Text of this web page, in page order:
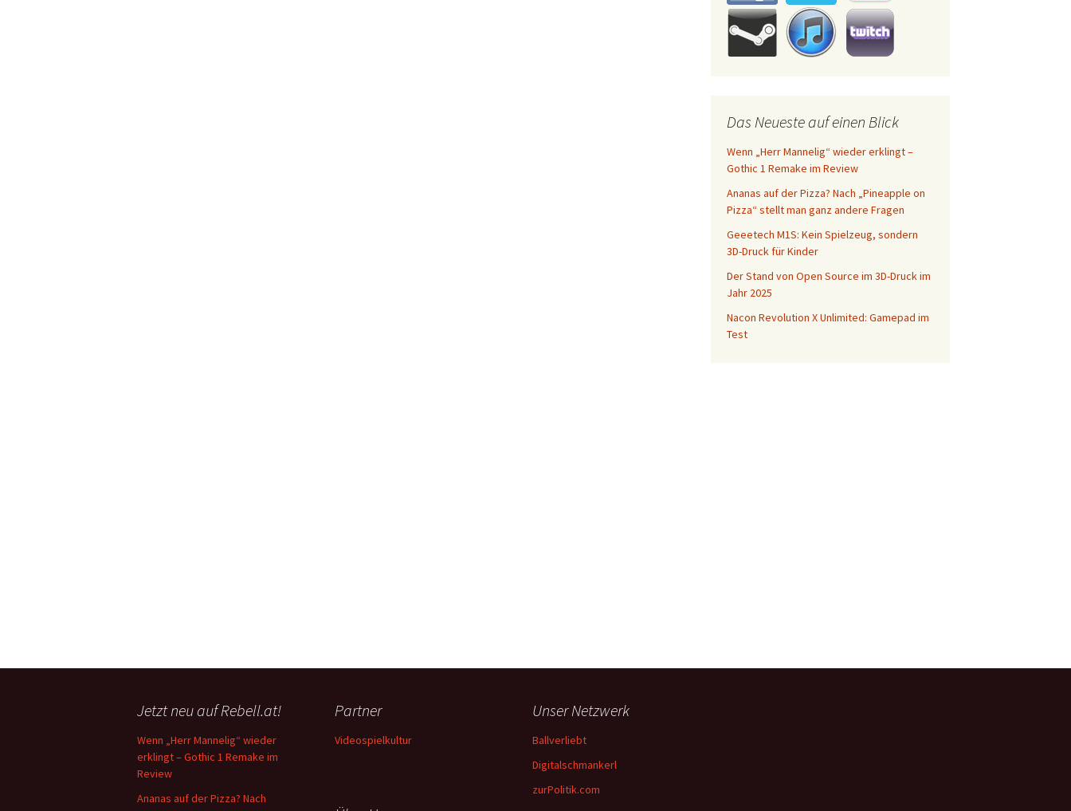
Das Neueste auf einen Blick
Wenn „Herr Mannelig“ wieder erklingt –
Gothic 1 Remake im Review
Ananas auf der Pizza? Nach „Pineapple on
Pizza“ stellt man ganz andere Fragen
Geeetech M1S: Kein Spielzeug, sondern
3D-Druck für Kinder
Der Stand von Open Source im 3D-Druck im
Jahr 2025
Nacon Revolution X Unlimited: Gamepad im
Test
Jetzt neu auf Rebell.at!
Wenn „Herr Mannelig“ wieder
erklingt – Gothic 1 Remake im
Review
Ananas auf der Pizza? Nach
Partner
Videospielkultur
Unser Netzwerk
Ballverliebt
Digitalschmankerl
zurPolitik.com